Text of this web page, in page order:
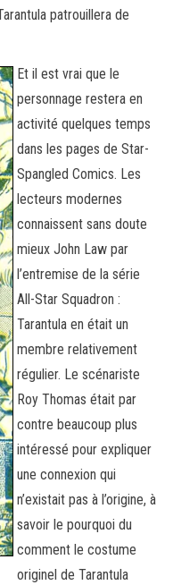
patrouillera de
Et il est vrai que le
personnage restera en
activité quelques temps
dans les pages de Star-
Spangled Comics. Les
lecteurs modernes
connaissent sans doute
mieux John Law par
l’entremise de la série
All-Star Squadron :
Tarantula en était un
membre relativement
régulier. Le scénariste
Roy Thomas était par
contre beaucoup plus
intéressé pour expliquer
une connexion qui
n’existait pas à l’origine, à
savoir le pourquoi du
comment le costume
originel de Tarantula